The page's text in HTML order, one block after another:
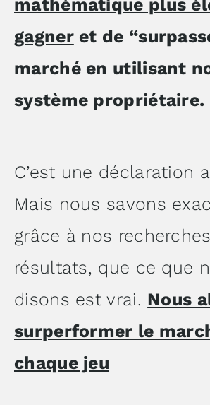
mathématique plus
gagneret de
marché en utilisant
système propriétaire.
C’est une déclaration
Mais nous savons
grâce à nos
résultats, que ce que
disons est vrai. Nous
surperformer le
chaque jeu